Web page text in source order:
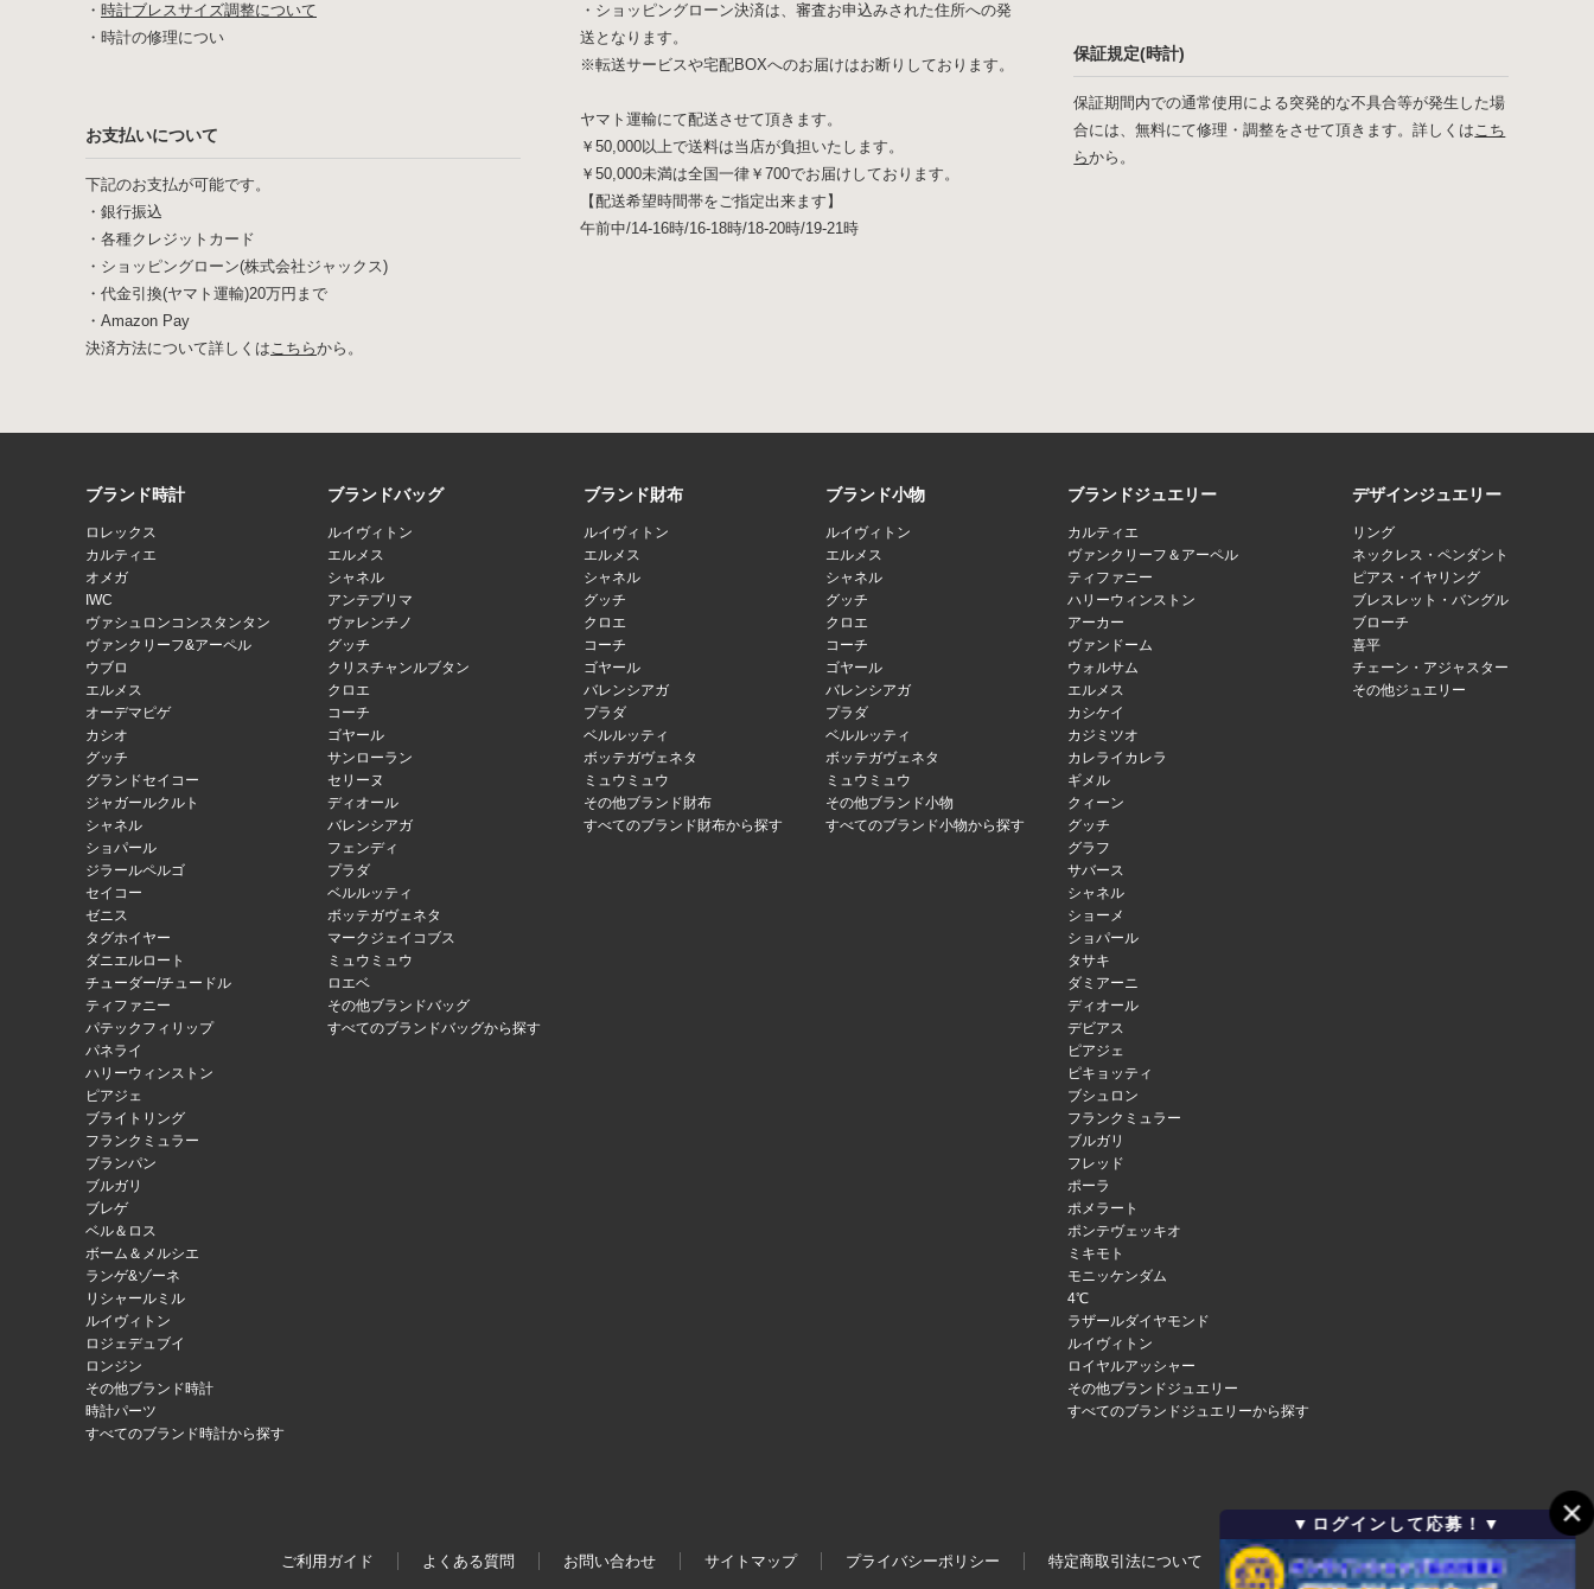
・ 時計ブレスサイズ調整について
・ 時計の修理につい
お支払いについて
下記のお支払が可能です。
・銀行振込
・各種クレジットカード
・ショッピングローン(株式会社ジャックス)
・代金引換(ヤマト運輸)20万円まで
・Amazon Pay
決済方法について詳しくはこちらから。
・ショッピングローン決済は、審査お申込みされた住所への発
送となります。
※転送サービスや宅配BOXへのお届けはお断りしております。
ヤマト運輸にて配送させて頂きます。
￥50,000以上で送料は当店が負担いたします。
￥50,000未満は全国一律￥700でお届けしております。
【配送希望時間帯をご指定出来ます】
午前中/14-16時/16-18時/18-20時/19-21時
保証規定(時計)
保証期間内での通常使用による突発的な不具合等が発生した場
合には、無料にて修理・調整をさせて頂きます。詳しくはこち
らから。
ブランド時計
ロレックス
カルティエ
オメガ
IWC
ヴァシュロンコンスタンタン
ヴァンクリーフ&アーペル
ウブロ
エルメス
オーデマピゲ
カシオ
グッチ
グランドセイコー
ジャガールクルト
シャネル
ショパール
ジラールペルゴ
セイコー
ゼニス
タグホイヤー
ダニエルロート
チューダー/チュードル
ティファニー
パテックフィリップ
パネライ
ハリーウィンストン
ピアジェ
ブライトリング
フランクミュラー
ブランパン
ブルガリ
ブレゲ
ベル＆ロス
ボーム＆メルシエ
ランゲ&ゾーネ
リシャールミル
ルイヴィトン
ロジェデュブイ
ロンジン
その他ブランド時計
時計パーツ
すべてのブランド時計から探す
ブランドバッグ
ルイヴィトン
エルメス
シャネル
アンテプリマ
ヴァレンチノ
グッチ
クリスチャンルブタン
クロエ
コーチ
ゴヤール
サンローラン
セリーヌ
ディオール
バレンシアガ
フェンディ
プラダ
ベルルッティ
ボッテガヴェネタ
マークジェイコブス
ミュウミュウ
ロエベ
その他ブランドバッグ
すべてのブランドバッグから探す
ブランド財布
ルイヴィトン
エルメス
シャネル
グッチ
クロエ
コーチ
ゴヤール
バレンシアガ
プラダ
ベルルッティ
ボッテガヴェネタ
ミュウミュウ
その他ブランド財布
すべてのブランド財布から探す
ブランド小物
ルイヴィトン
エルメス
シャネル
グッチ
クロエ
コーチ
ゴヤール
バレンシアガ
プラダ
ベルルッティ
ボッテガヴェネタ
ミュウミュウ
その他ブランド小物
すべてのブランド小物から探す
ブランドジュエリー
カルティエ
ヴァンクリーフ＆アーペル
ティファニー
ハリーウィンストン
アーカー
ヴァンドーム
ウォルサム
エルメス
カシケイ
カジミツオ
カレライカレラ
ギメル
クィーン
グッチ
グラフ
サバース
シャネル
ショーメ
ショパール
タサキ
ダミアーニ
ディオール
デビアス
ピアジェ
ピキョッティ
ブシュロン
フランクミュラー
ブルガリ
フレッド
ポーラ
ポメラート
ポンテヴェッキオ
ミキモト
モニッケンダム
4℃
ラザールダイヤモンド
ルイヴィトン
ロイヤルアッシャー
その他ブランドジュエリー
すべてのブランドジュエリーから探す
デザインジュエリー
リング
ネックレス・ペンダント
ピアス・イヤリング
ブレスレット・バングル
ブローチ
喜平
チェーン・アジャスター
その他ジュエリー
ご利用ガイド よくある質問 お問い合わせ サイトマップ プライバシーポリシー 特定商取引法について 会社概要
▼ログインして応募！▼